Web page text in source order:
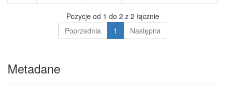
Pozycje od 1 do 2 z 2 łącznie
Poprzednia
1 Następna
Metadane